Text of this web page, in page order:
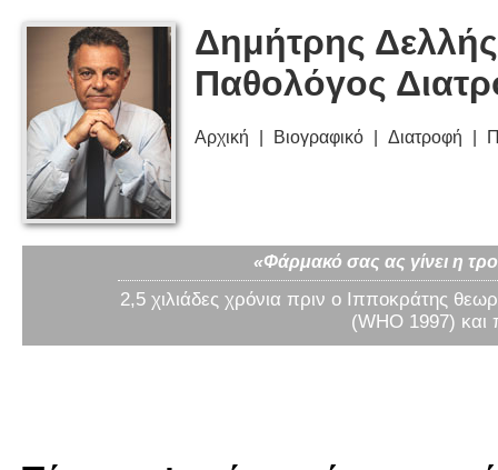
Δημήτρης
Παθολόγος
Αρχική Βιογραφικό Διατροφή
«Φάρμακό σας ας γίνει η
2,5 χιλιάδες χρόνια πριν ο Ιπποκράτης
(WHO 1997) και